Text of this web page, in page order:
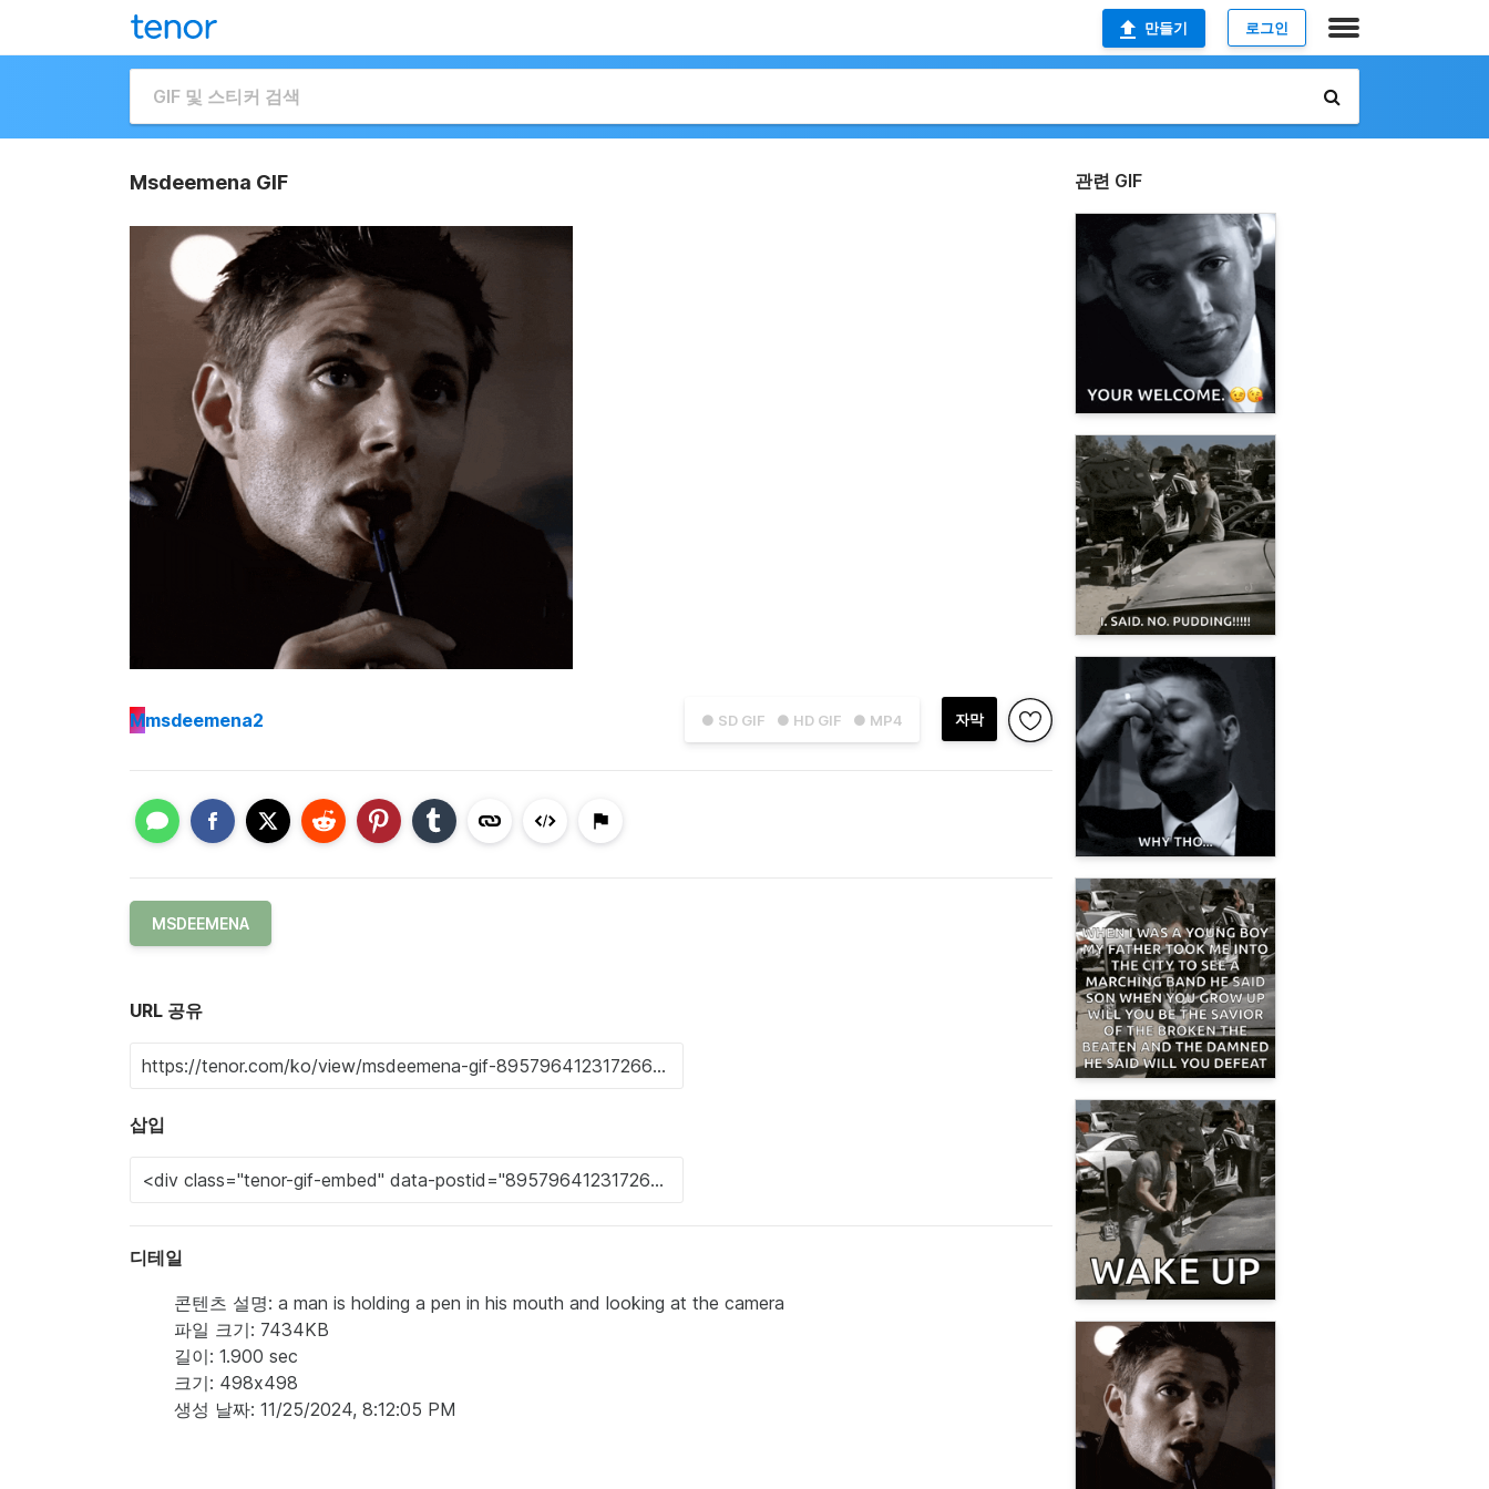
만들기 로그인
Msdeemena GIF
● SD GIF ● HD GIF ● MP4 자막
Mmsdeemena2
MSDEEMENA
URL 공유
삽입
디테일
콘텐츠 설명: a man is holding a pen in his mouth and looking at the camera
파일 크기: 7434KB
길이: 1.900 sec
크기: 498x498
생성 날짜: 11/25/2024, 8:12:05 PM
관련 GIF